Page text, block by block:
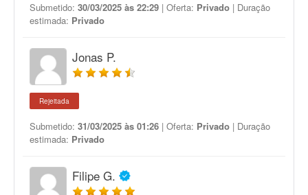
Submetido: 30/03/2025 às 22:29 | Oferta: Privado | Duração
estimada: Privado
Jonas P.
Rejeitada
Submetido: 31/03/2025 às 01:26 | Oferta: Privado | Duração
estimada: Privado
Filipe G.